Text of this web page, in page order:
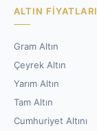
ALTIN FIYATLARI
Gram Altın
Çeyrek Altın
Yarım Altın
Tam Altın
Cumhuriyet Altını